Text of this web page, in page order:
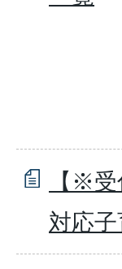
【※
対応